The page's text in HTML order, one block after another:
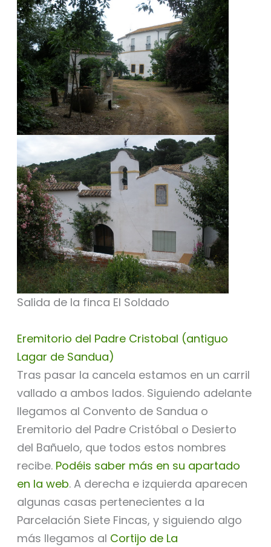
Salida de la finca El Soldado
Eremitorio del Padre Cristobal (antiguo
Lagar de Sandua)
Tras pasar la cancela estamos en un carril
vallado a ambos lados. Siguiendo adelante
llegamos al Convento de Sandua o
Eremitorio del Padre Cristóbal o Desierto
del Bañuelo, que todos estos nombres
recibe. Podéis saber más en su apartado
en la web. A derecha e izquierda aparecen
algunas casas pertenecientes a la
Parcelación Siete Fincas, y siguiendo algo
más llegamos al Cortijo de La